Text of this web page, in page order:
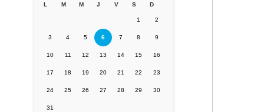
L M M J V S D
1 2
3 4 5 6 7 8 9
10 11 12 13 14 15 16
17 18 19 20 21 22 23
24 25 26 27 28 29 30
31